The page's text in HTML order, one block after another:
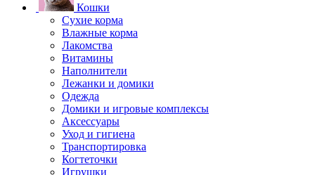
Кошки
Сухие корма
Влажные корма
Лакомства
Витамины
Наполнители
Лежанки и домики
Одежда
Домики и игровые комплексы
Аксессуары
Уход и гигиена
Транспортировка
Когтеточки
Игрушки